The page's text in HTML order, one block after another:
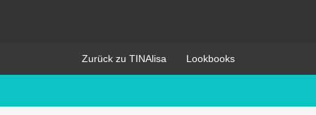
Zurück zu TINAlisa Lookbooks